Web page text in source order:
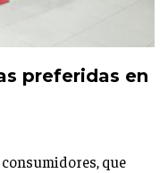
preferidas en
que